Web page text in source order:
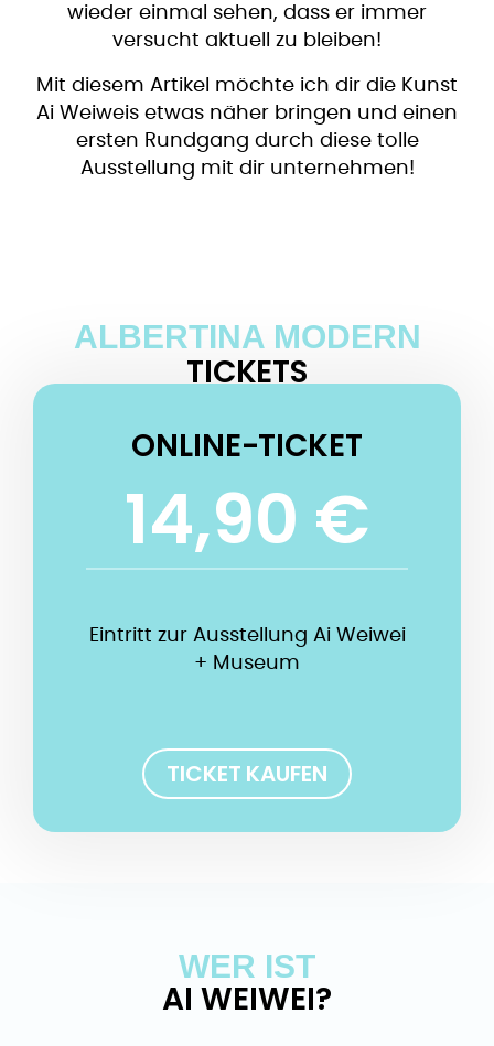
wieder einmal sehen, dass er immer
versucht aktuell zu bleiben!
Mit diesem Artikel möchte ich dir die Kunst
Ai Weiweis etwas näher bringen und einen
ersten Rundgang durch diese tolle
Ausstellung mit dir unternehmen!
ALBERTINA MODERN
TICKETS
ONLINE-TICKET
14,90 €
Eintritt zur Ausstellung Ai Weiwei
+ Museum
TICKET KAUFEN
WER IST
AI WEIWEI?